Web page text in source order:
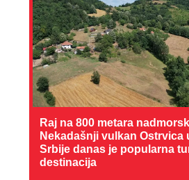
Raj na 800 metara
Nekadašnji vulkan Ostrvica
Srbije danas je popularna
destinacija